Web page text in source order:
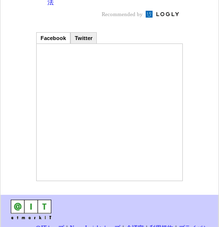
法
Recommended by
Facebook Twitter